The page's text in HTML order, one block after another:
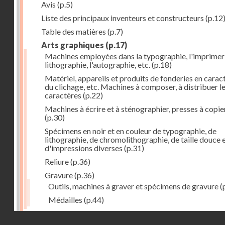
Avis (p.5)
Liste des principaux inventeurs et constructeurs (p.12)
Table des matières (p.7)
Arts graphiques (p.17)
Machines employées dans la typographie,
lithographie, l'autographie, etc. (p.18)
Matériel, appareils et produits de fonderies en
du clichage, etc. Machines à composer, à distribuer
caractères (p.22)
Machines à écrire et à sténographier, presses à
(p.30)
Spécimens en noir et en couleur de typographie, de
lithographie, de chromolithographie, de taille douce
d'impressions diverses (p.31)
Reliure(p.36)
Gravure(p.36)
Outils, machines à graver et spécimens de gravure
Médailles (p.44)